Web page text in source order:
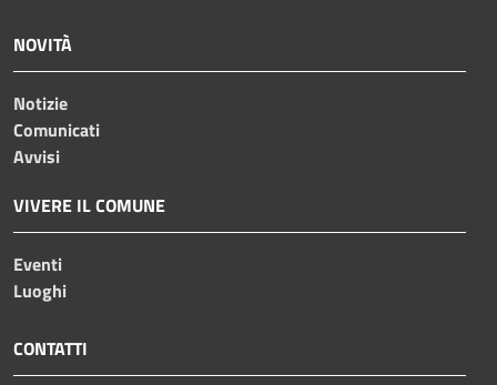
NOVITÀ
Notizie
Comunicati
Avvisi
VIVERE IL COMUNE
Eventi
Luoghi
CONTATTI